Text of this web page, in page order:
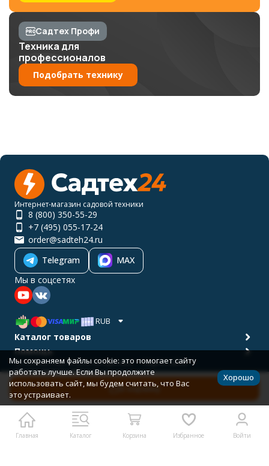
В корзину
Садтех Профи
Техника для
профессионалов
Подобрать технику
Главная Каталог Корзина Избранное Войти
Интернет-магазин садовой техники
8 (800) 350-55-29
+7 (495) 055-17-24
order@sadteh24.ru
Telegram
MAX
Мы в соцсетях
RUB
Каталог товаров
Помощь
Политика персональных данных
Карта сайта
© 2001-2026 САДТЕХ24
Разработано вbodysite.ru
Мы сохраняем файлы cookie: это помогает сайту
работать лучше. Если Вы продолжите
использовать сайт, мы будем считать, что Вас
это устраивает.
Хорошо